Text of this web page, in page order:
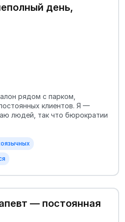
день,
рядом с парком,
клиентов. Я —
людей, так что бюрократии
— постоянная